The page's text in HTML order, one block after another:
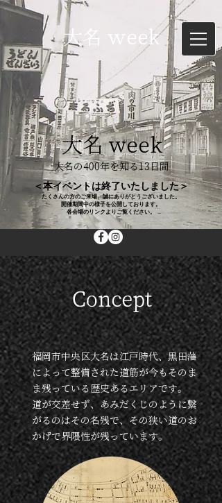
大名 ｗeek
大名 week
大名の400年を知る13日間
＜本イベントは終了いたしました＞
たくさんの方のご来場、誠にありがとうございました。
開催期間中の様子を公開しております。
各会場のリンクよりご覧ください。
Concept
福岡市中央区大名は江戸時代、黒田藩
によって整備された道筋が今もそのま
ま残っている歴史あるエリアです。
道が交差せず、あみだくじのように繋
がるのはその名残で、その狭い道のお
かげで界隈性が残っています。